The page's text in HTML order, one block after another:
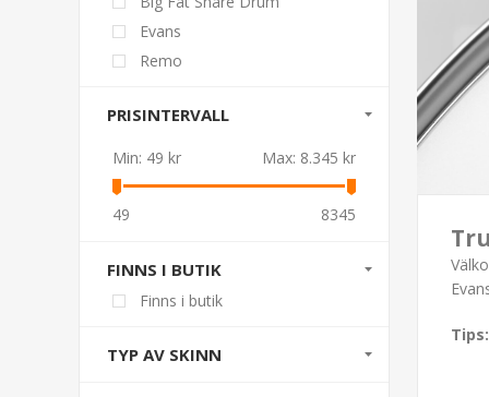
Tips:
Evans
Remo
PRISINTERVALL
Min: 49 kr Max: 8.345 kr
49 8345
FINNS I BUTIK
Finns i butik
TYP AV SKINN